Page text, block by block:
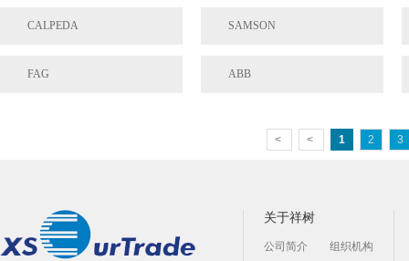
CALPEDA SAMSON
FAG ABB
< < 1 2 3
关于祥树
公司简介
组织机构